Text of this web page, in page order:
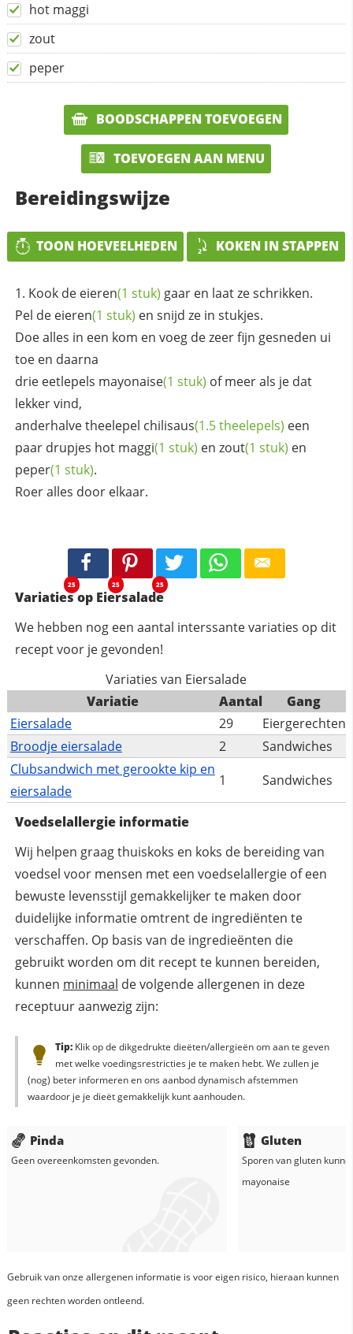
hot maggi
zout
peper
BOODSCHAPPEN TOEVOEGEN
TOEVOEGEN AAN MENU
Bereidingswijze
TOON HOEVEELHEDEN KOKEN IN STAPPEN
Kook de eieren(1 stuk) gaar en laat ze schrikken.
Pel de eieren(1 stuk) en snijd ze in stukjes.
Doe alles in een kom en voeg de zeer fijn gesneden ui
toe en daarna
drie eetlepels mayonaise(1 stuk) of meer als je dat
lekker vind,
anderhalve theelepel chilisaus(1.5 theelepels) een
paar drupjes hot maggi(1 stuk) en zout(1 stuk) en
peper(1 stuk).
Roer alles door elkaar.
25 25 25
Variaties op Eiersalade
We hebben nog een aantal interssante variaties op dit
recept voor je gevonden!
Variaties van Eiersalade
Variatie
Aantal
Gang
Eiersalade
29
Eiergerechten
Broodje eiersalade
2
Sandwiches
Clubsandwich met gerookte kip en
eiersalade
1 Sandwiches
Voedselallergie informatie
Wij helpen graag thuiskoks en koks de bereiding van
voedsel voor mensen met een voedselallergie of een
bewuste levensstijl gemakkelijker te maken door
duidelijke informatie omtrent de ingrediënten te
verschaffen. Op basis van de ingredieënten die
gebruikt worden om dit recept te kunnen bereiden,
kunnen minimaal de volgende allergenen in deze
receptuur aanwezig zijn:
Tip:Klik op de dikgedrukte dieëten/allergieën om aan te geven
met welke voedingsrestricties je te maken hebt. We zullen je
(nog) beter informeren en ons aanbod dynamisch afstemmen
waardoor je je dieët gemakkelijk kunt aanhouden.
Pinda
Geen overeenkomsten gevonden.
Gluten
Sporen van gluten
mayonaise
Gebruik van onze allergenen informatie is voor eigen risico, hieraan kunnen
geen rechten worden ontleend.